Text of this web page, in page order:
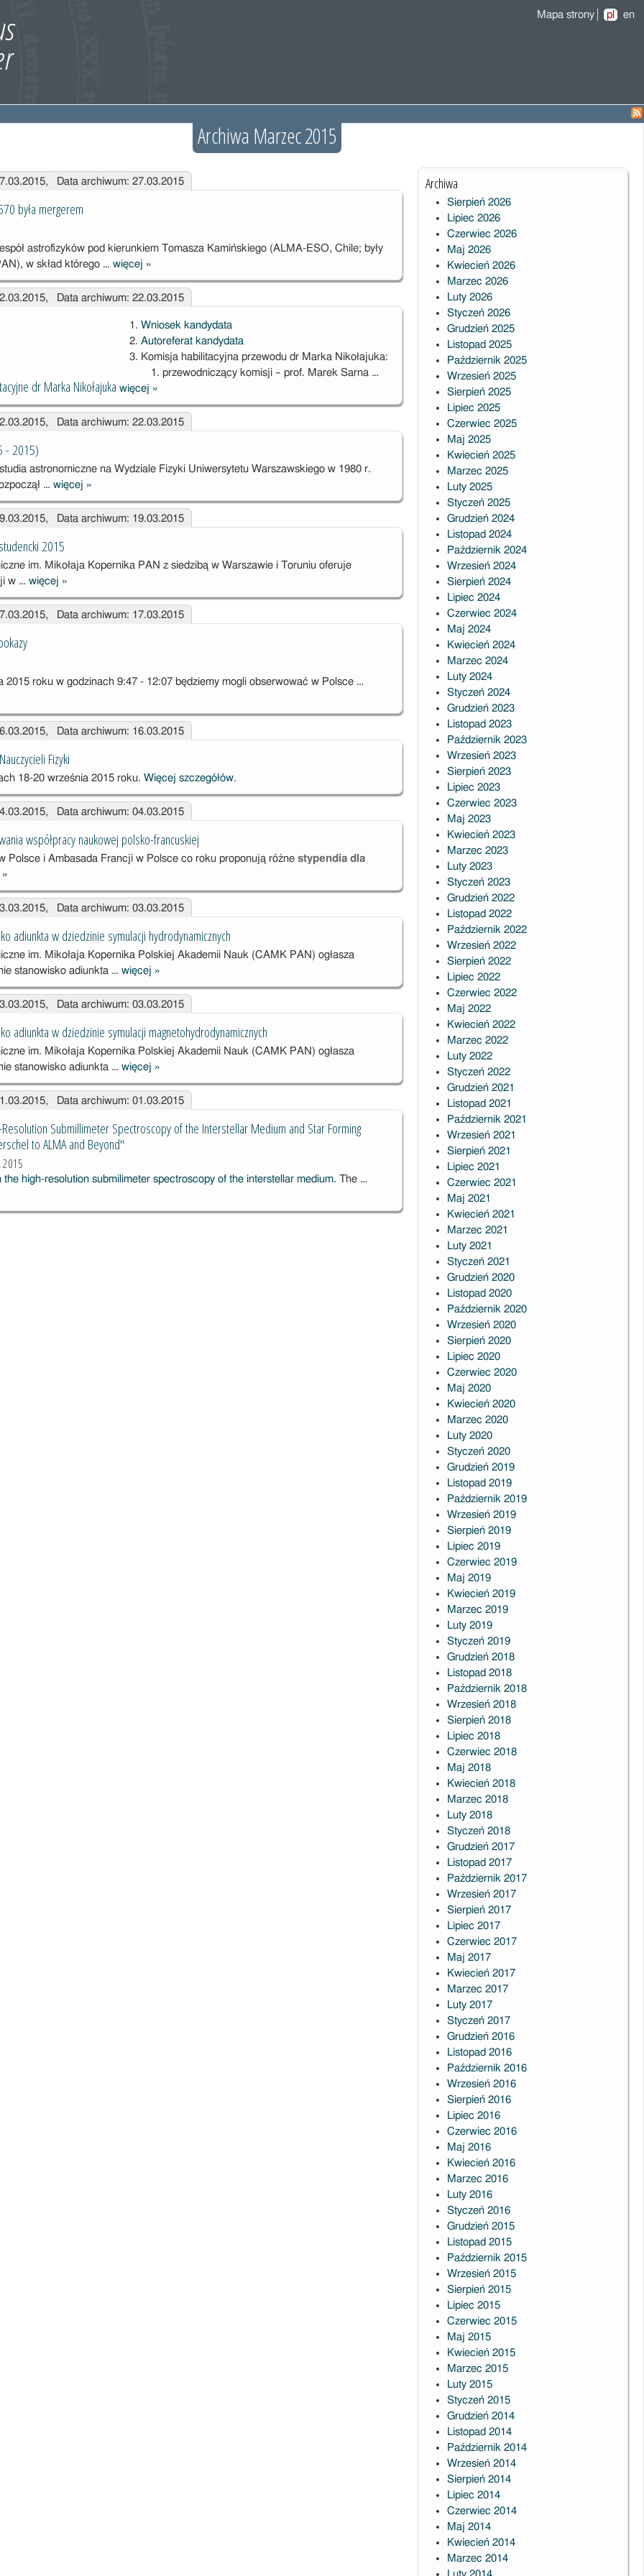
Mapa strony pl en
Archiwa Marzec 2015
Data archiwum: 27.03.2015
była mergerem
astrofizyków pod kierunkiem Tomasza Kamińskiego (ALMA-ESO, Chile; były
w skład którego … więcej Nowa
Heweliusza
1670 była
»
Data archiwum: 22.03.2015
dr Marka Nikołajuka
Wniosek kandydata
Autoreferat kandydata
Komisja habilitacyjna przewodu dr Marka Nikołajuka:
przewodniczący komisji – prof. Marek Sarna …
więcej Postępowanie
habilitacyjne dr
Marka
»
Data archiwum: 22.03.2015
- 2015)
astronomiczne na Wydziale Fizyki Uniwersytetu Warszawskiego w 1980 r.
… więcej Janusz
Kałużny (1955
- 2015)
»
Data archiwum: 19.03.2015
2015
im. Mikołaja Kopernika PAN z siedzibą w Warszawie i Toruniu oferuje
w … więcej Wakacyjny
program
studencki 2015
»
Data archiwum: 17.03.2015
2015 roku w godzinach 9:47 - 12:07 będziemy mogli obserwować w Polsce …
Data archiwum: 16.03.2015
Fizyki
18-20 września 2015 roku. Więcej szczegółów.
Data archiwum: 04.03.2015
współpracy naukowej polsko-francuskiej
Polsce i Ambasada Francji w Polsce co roku proponują różne stypendia dla
Programy
dofinansowania
współpracy
polsko-
francuskiej
»
Data archiwum: 03.03.2015
adiunkta w dziedzinie symulacji hydrodynamicznych
im. Mikołaja Kopernika Polskiej Akademii Nauk (CAMK PAN) ogłasza
stanowisko adiunkta … więcej Konkurs na
stanowisko
adiunkta w
symulacji
hydrodynamicz
nych
»
Data archiwum: 03.03.2015
adiunkta w dziedzinie symulacji magnetohydrodynamicznych
im. Mikołaja Kopernika Polskiej Akademii Nauk (CAMK PAN) ogłasza
stanowisko adiunkta … więcej Konkurs na
stanowisko
adiunkta w
symulacji
»
Data archiwum: 01.03.2015
Submillimeter Spectroscopy of the Interstellar Medium and Star Forming
to ALMA and Beyond"
high-resolution submilimeter spectroscopy of the interstellar medium. The …
Archiwa
Sierpień 2026
Lipiec 2026
Czerwiec 2026
Maj 2026
Kwiecień 2026
Marzec 2026
Luty 2026
Styczeń 2026
Grudzień 2025
Listopad 2025
Październik 2025
Wrzesień 2025
Sierpień 2025
Lipiec 2025
Czerwiec 2025
Maj 2025
Kwiecień 2025
Marzec 2025
Luty 2025
Styczeń 2025
Grudzień 2024
Listopad 2024
Październik 2024
Wrzesień 2024
Sierpień 2024
Lipiec 2024
Czerwiec 2024
Maj 2024
Kwiecień 2024
Marzec 2024
Luty 2024
Styczeń 2024
Grudzień 2023
Listopad 2023
Październik 2023
Wrzesień 2023
Sierpień 2023
Lipiec 2023
Czerwiec 2023
Maj 2023
Kwiecień 2023
Marzec 2023
Luty 2023
Styczeń 2023
Grudzień 2022
Listopad 2022
Październik 2022
Wrzesień 2022
Sierpień 2022
Lipiec 2022
Czerwiec 2022
Maj 2022
Kwiecień 2022
Marzec 2022
Luty 2022
Styczeń 2022
Grudzień 2021
Listopad 2021
Październik 2021
Wrzesień 2021
Sierpień 2021
Lipiec 2021
Czerwiec 2021
Maj 2021
Kwiecień 2021
Marzec 2021
Luty 2021
Styczeń 2021
Grudzień 2020
Listopad 2020
Październik 2020
Wrzesień 2020
Sierpień 2020
Lipiec 2020
Czerwiec 2020
Maj 2020
Kwiecień 2020
Marzec 2020
Luty 2020
Styczeń 2020
Grudzień 2019
Listopad 2019
Październik 2019
Wrzesień 2019
Sierpień 2019
Lipiec 2019
Czerwiec 2019
Maj 2019
Kwiecień 2019
Marzec 2019
Luty 2019
Styczeń 2019
Grudzień 2018
Listopad 2018
Październik 2018
Wrzesień 2018
Sierpień 2018
Lipiec 2018
Czerwiec 2018
Maj 2018
Kwiecień 2018
Marzec 2018
Luty 2018
Styczeń 2018
Grudzień 2017
Listopad 2017
Październik 2017
Wrzesień 2017
Sierpień 2017
Lipiec 2017
Czerwiec 2017
Maj 2017
Kwiecień 2017
Marzec 2017
Luty 2017
Styczeń 2017
Grudzień 2016
Listopad 2016
Październik 2016
Wrzesień 2016
Sierpień 2016
Lipiec 2016
Czerwiec 2016
Maj 2016
Kwiecień 2016
Marzec 2016
Luty 2016
Styczeń 2016
Grudzień 2015
Listopad 2015
Październik 2015
Wrzesień 2015
Sierpień 2015
Lipiec 2015
Czerwiec 2015
Maj 2015
Kwiecień 2015
Marzec 2015
Luty 2015
Styczeń 2015
Grudzień 2014
Listopad 2014
Październik 2014
Wrzesień 2014
Sierpień 2014
Lipiec 2014
Czerwiec 2014
Maj 2014
Kwiecień 2014
Marzec 2014